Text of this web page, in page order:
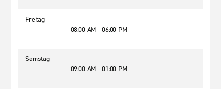
Freitag
08:00 AM - 06:00 PM
Samstag
09:00 AM - 01:00 PM